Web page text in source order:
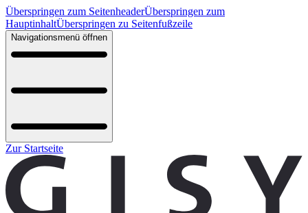
Überspringen zum SeitenheaderÜberspringen zum
HauptinhaltÜberspringen zu Seitenfußzeile
Navigationsmenü öffnen
Zur Startseite